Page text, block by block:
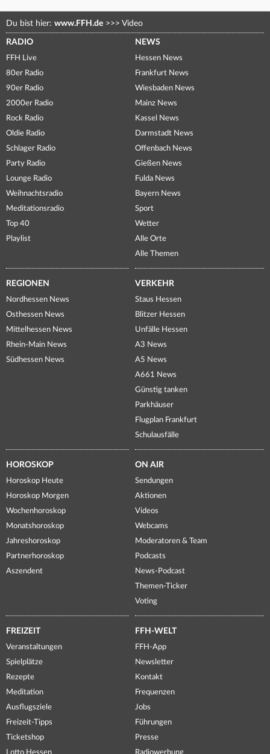
Du bist hier: www.FFH.de >>> Video
RADIO
FFH Live
80er Radio
90er Radio
2000er Radio
Rock Radio
Oldie Radio
Schlager Radio
Party Radio
Lounge Radio
Weihnachtsradio
Meditationsradio
Top 40
Playlist
NEWS
Hessen News
Frankfurt News
Wiesbaden News
Mainz News
Kassel News
Darmstadt News
Offenbach News
Gießen News
Fulda News
Bayern News
Sport
Wetter
Alle Orte
Alle Themen
REGIONEN
Nordhessen News
Osthessen News
Mittelhessen News
Rhein-Main News
Südhessen News
VERKEHR
Staus Hessen
Blitzer Hessen
Unfälle Hessen
A3 News
A5 News
A661 News
Günstig tanken
Parkhäuser
Flugplan Frankfurt
Schulausfälle
HOROSKOP
Horoskop Heute
Horoskop Morgen
Wochenhoroskop
Monatshoroskop
Jahreshoroskop
Partnerhoroskop
Aszendent
ON AIR
Sendungen
Aktionen
Videos
Webcams
Moderatoren & Team
Podcasts
News-Podcast
Themen-Ticker
Voting
FREIZEIT
Veranstaltungen
Spielplätze
Rezepte
Meditation
Ausflugsziele
Freizeit-Tipps
Ticketshop
Lotto Hessen
FFH-WELT
FFH-App
Newsletter
Kontakt
Frequenzen
Jobs
Führungen
Presse
Radiowerbung